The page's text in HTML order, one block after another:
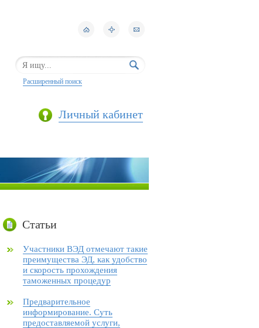
Расширенный поиск
Личный кабинет
Статьи
Участники ВЭД отмечают такие
преимущества ЭД, как удобство
и скорость прохождения
таможенных процедур
Предварительное
информирование. Суть
предоставляемой услуги,